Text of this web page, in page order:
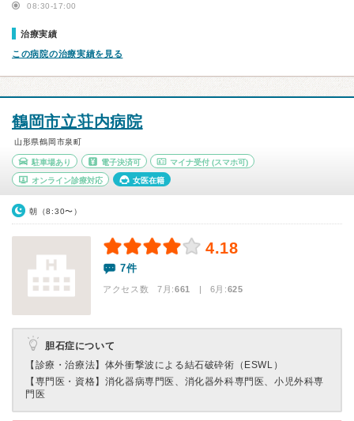
08:30-17:00
治療実績
この病院の治療実績を見る
鶴岡市立荘内病院
山形県鶴岡市泉町
駐車場あり 電子決済可 マイナ受付 (スマホ可)
オンライン診療対応 女医在籍
朝（8:30〜）
4.18
7件
アクセス数 7月:661 | 6月:625
胆石症について
【診療・治療法】 体外衝撃波による結石破砕術（ESWL）
【専門医・資格】 消化器病専門医、消化器外科専門医、小児外科専
門医